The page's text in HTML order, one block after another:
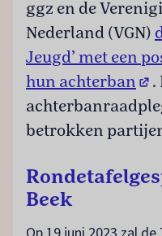
ggz en de
Nederland (VGN)
Jeugd’ met een
hun achterban
.
betrokken
Beek